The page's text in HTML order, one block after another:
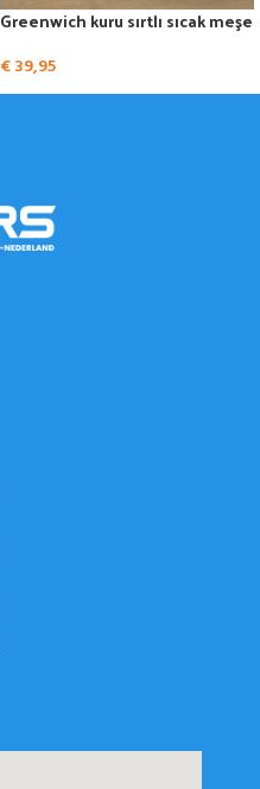
Greenwich kuru sırtlı sıcak meşe
€39,95